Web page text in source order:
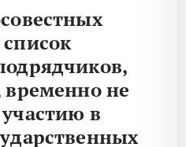
временно не
в